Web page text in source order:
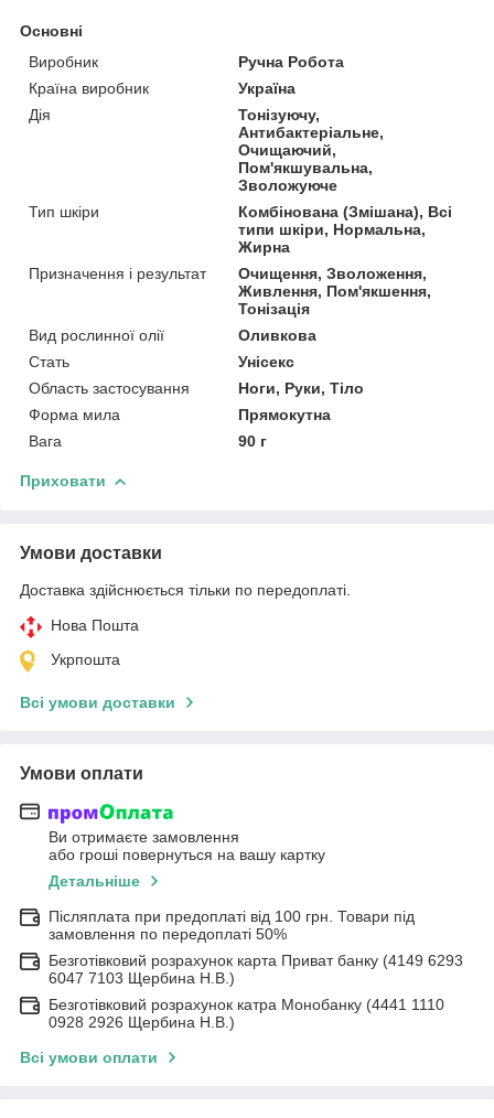
Основні
Виробник
Ручна Робота
Країна виробник
Україна
Дія
Тонізуючу,
Антибактеріальне,
Очищаючий,
Пом'якшувальна,
Зволожуюче
Тип шкіри
Комбінована (Змішана), Всі
типи шкіри, Нормальна,
Жирна
Призначення і результат
Очищення, Зволоження,
Живлення, Пом'якшення,
Тонізація
Вид рослинної олії
Оливкова
Стать
Унісекс
Область застосування
Ноги, Руки, Тіло
Форма мила
Прямокутна
Вага
90 г
Приховати
Умови доставки
Доставка здійснюється тільки по передоплаті.
Нова Пошта
Укрпошта
Всі умови доставки
Умови оплати
Ви отримаєте замовлення
або гроші повернуться на вашу картку
Детальніше
Післяплата при предоплаті від 100 грн. Товари під
замовлення по передоплаті 50%
Безготівковий розрахунок карта Приват банку (4149 6293
6047 7103 Щербина Н.В.)
Безготівковий розрахунок катра Монобанку (4441 1110
0928 2926 Щербина Н.В.)
Всі умови оплати